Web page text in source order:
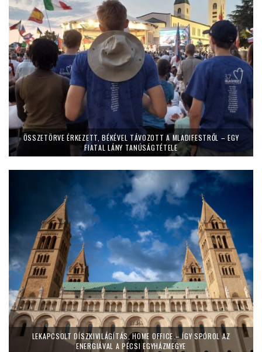
ÖSSZETÖRVE ÉRKEZETT, BÉKÉVEL TÁVOZOTT A MLADIFESTRŐL – EGY
FIATAL LÁNY TANÚSÁGTÉTELE
LEKAPCSOLT DÍSZKIVILÁGÍTÁS, HOME OFFICE – ÍGY SPÓROL AZ
ENERGIÁVAL A PÉCSI EGYHÁZMEGYE